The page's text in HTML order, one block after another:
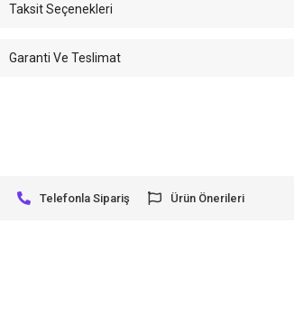
Taksit Seçenekleri
Garanti Ve Teslimat
Telefonla Sipariş Ürün Önerileri